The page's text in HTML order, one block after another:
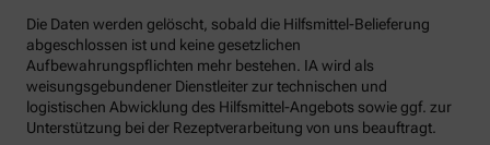
Die Daten werden gelöscht, sobald die Hilfsmittel-Belieferung
abgeschlossen ist und keine gesetzlichen
Aufbewahrungspflichten mehr bestehen. IA wird als
weisungsgebundener Dienstleiter zur technischen und
logistischen Abwicklung des Hilfsmittel-Angebots sowie ggf. zur
Unterstützung bei der Rezeptverarbeitung von uns beauftragt.